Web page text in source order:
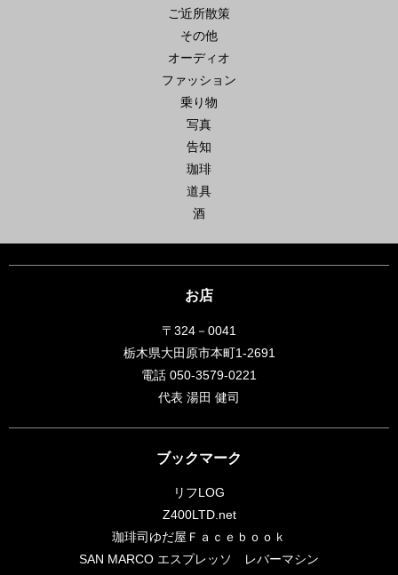
ご近所散策
その他
オーディオ
ファッション
乗り物
写真
告知
珈琲
道具
酒
お店
〒324－0041
栃木県大田原市本町1-2691
電話 050-3579-0221
代表 湯田 健司
ブックマーク
リフLOG
Z400LTD.net
珈琲司ゆだ屋Ｆａｃｅｂｏｏｋ
SAN MARCO エスプレッソ レバーマシン